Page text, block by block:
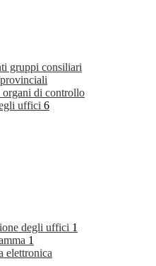
gruppi consiliari
di controllo
uffici 6
degli uffici 1
1
elettronica